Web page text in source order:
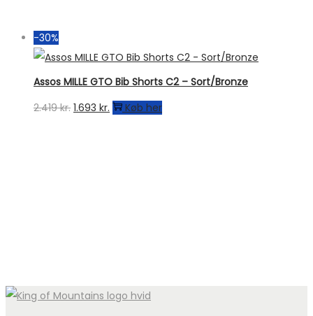
-30%
Assos MILLE GTO Bib Shorts C2 – Sort/Bronze
2.419kr. Den
1.693 kr. DenKøb her